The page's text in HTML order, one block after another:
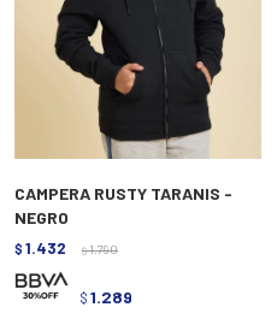
CAMPERA RUSTY TARANIS -
NEGRO
$ 1.432 $ 1.790
$ 1.289